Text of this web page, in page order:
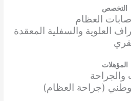
التخصص
العظام
العلوية والسفلية المعقدة
المؤهلات
(جراحة العظام)